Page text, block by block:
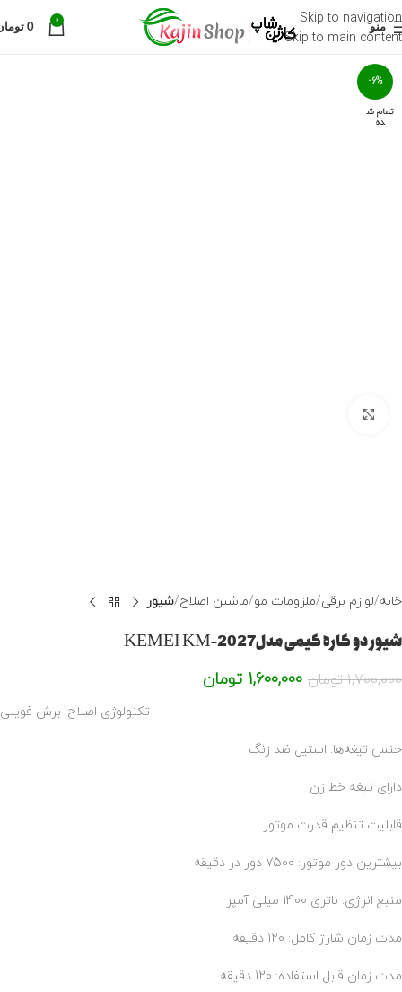
Skip to navigation
Skip to main content
منو
0
0
-6%
تمام ش
ده
خانه لوازم برقی ملزومات مو ماشین اصلاح شیور
شیور دو کاره کیمی مدلKEMEI KM-2027
1,700,000 تومان 1,600,000 تومان
تکنولوژی اصلاح: برش فویلی
جنس تیغه‌ها: استیل ضد زنگ
دارای تیغه‌ خط زن
قابلیت تنظیم قدرت موتور
بیشترین دور موتور: 7500 دور در دقیقه
منبع انرژی: باتری 1400 میلی آمپر
مدت زمان شارژ کامل: 120 دقیقه
مدت زمان قابل استفاده: 120 دقیقه